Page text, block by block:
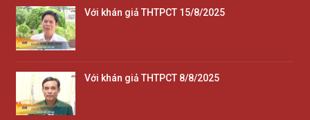
Với khán giả THTPCT 15/8/2025
Với khán giả THTPCT 8/8/2025